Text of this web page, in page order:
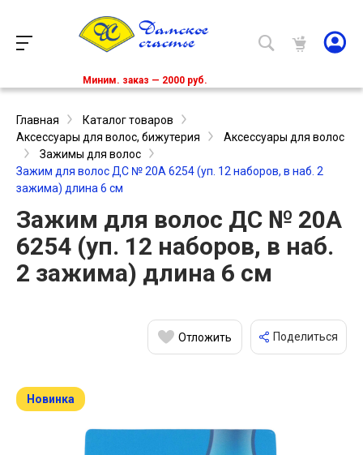
Миним. заказ — 2000 руб.
Главная
Каталог товаров
Аксессуары для волос, бижутерия
Аксессуары для волос
Зажимы для волос
Зажим для волос ДС № 20А 6254 (уп. 12 наборов, в наб. 2
зажима) длина 6 см
Зажим для волос ДС № 20А
6254 (уп. 12 наборов, в наб.
2 зажима) длина 6 см
Отложить Поделиться
Новинка